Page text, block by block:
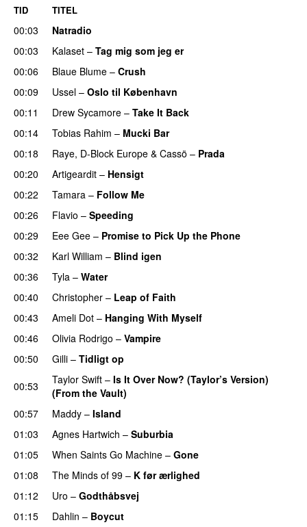
TID TITEL
00:03
Natradio
00:03
Kalaset – Tag mig som jeg er
00:06 Blaue Blume – Crush
00:09 Ussel – Oslo til København
00:11
Drew Sycamore – Take It Back
00:14
Tobias Rahim – Mucki Bar
00:18
Raye, D-Block Europe & Cassö – Prada
00:20
Artigeardit – Hensigt
00:22
Tamara – Follow Me
00:26
Flavio – Speeding
00:29
Eee Gee – Promise to Pick Up the Phone
00:32
Karl William – Blind igen
00:36
Tyla – Water
00:40 Christopher – Leap of Faith
00:43
Ameli Dot – Hanging With Myself
00:46
Olivia Rodrigo – Vampire
00:50 Gilli – Tidligt op
00:53 Taylor Swift – Is It Over Now? (Taylor’s Version)
(From the Vault)
00:57
Maddy – Island
01:03
Agnes Hartwich – Suburbia
01:05
When Saints Go Machine – Gone
01:08 The Minds of 99 – K før ærlighed
01:12
Uro – Godthåbsvej
01:15
Dahlin – Boycut